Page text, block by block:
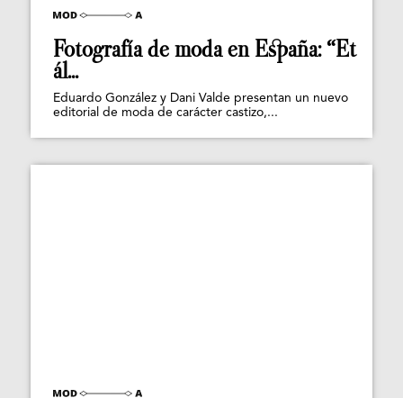
Fotografía de moda en España: “Et
ál...
Eduardo González y Dani Valde presentan un nuevo
editorial de moda de carácter castizo,...